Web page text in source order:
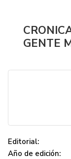
GENTE
Editorial:
Año de edición: